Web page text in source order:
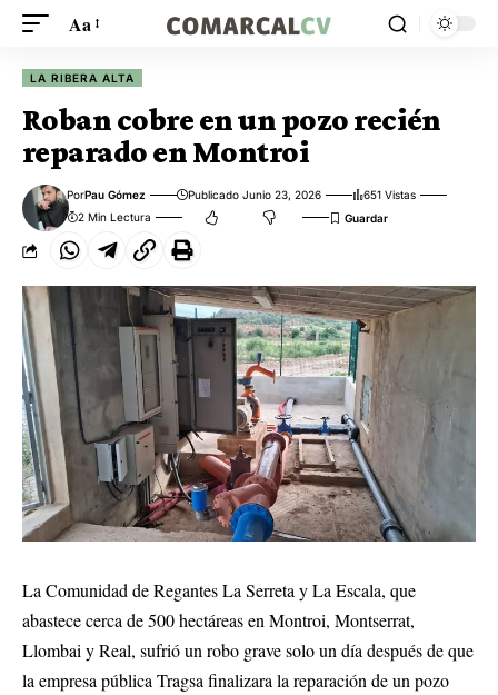
Aa
LA RIBERA ALTA
Roban cobre en un pozo recién
reparado en Montroi
PorPau Gómez Publicado Junio 23, 2026
651 Vistas
2 Min Lectura
La Comunidad de Regantes La Serreta y La Escala, que
abastece cerca de 500 hectáreas en Montroi, Montserrat,
Llombai y Real, sufrió un robo grave solo un día después de que
la empresa pública Tragsa finalizara la reparación de un pozo